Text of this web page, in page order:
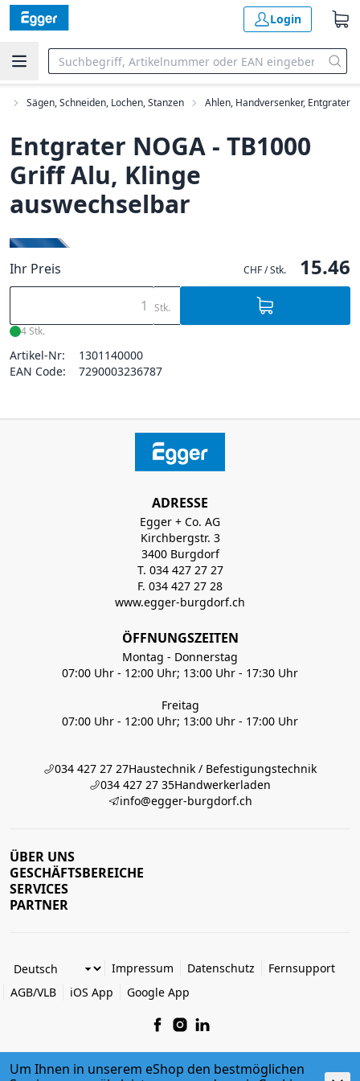
Login
Sägen, Schneiden, Lochen, Stanzen Ahlen, Handversenker, Entgrater
Entgrater NOGA - TB1000
Griff Alu, Klinge
auswechselbar
Ihr Preis CHF / Stk. 15.46
Stk.
4 Stk.
Artikel-Nr:
1301140000
EAN Code:
7290003236787
ADRESSE
Egger + Co. AG
Kirchbergstr. 3
3400 Burgdorf
T. 034 427 27 27
F. 034 427 27 28
www.egger-burgdorf.ch
ÖFFNUNGSZEITEN
Montag - Donnerstag
07:00 Uhr - 12:00 Uhr; 13:00 Uhr - 17:30 Uhr
Freitag
07:00 Uhr - 12:00 Uhr; 13:00 Uhr - 17:00 Uhr
034 427 27 27Haustechnik / Befestigungstechnik
034 427 27 35Handwerkerladen
info@egger-burgdorf.ch
ÜBER UNS
GESCHÄFTSBEREICHE
SERVICES
PARTNER
Impressum Datenschutz
Fernsupport
AGB/VLB
iOS App Google App
Um Ihnen in unserem eShop den bestmöglichen